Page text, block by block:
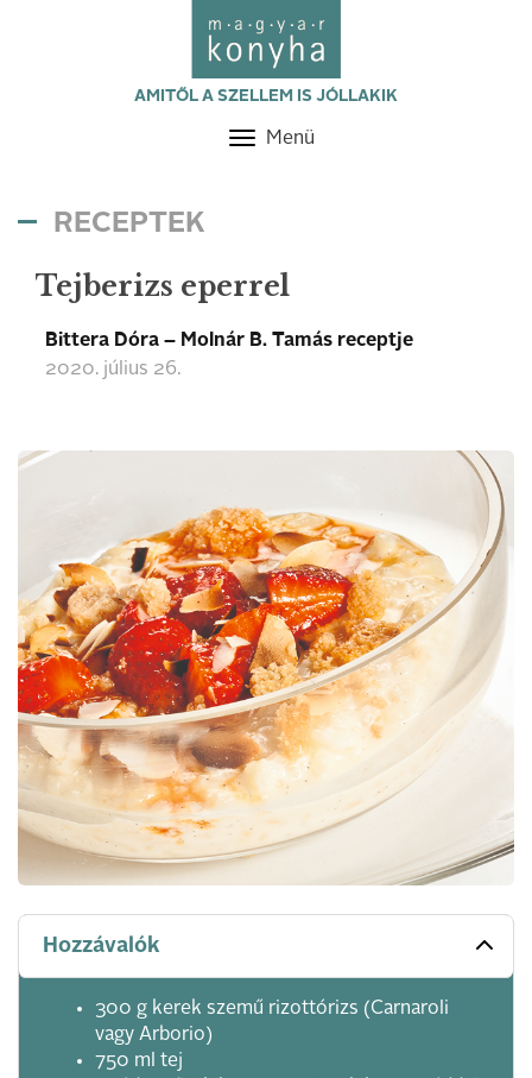
AMITŐL A SZELLEM IS JÓLLAKIK
Toggle
Menü
RECEPTEK
Tejberizs eperrel
Bittera Dóra – Molnár B. Tamás receptje
2020. július 26.
Hozzávalók
300 g kerek szemű rizottórizs (Carnaroli
vagy Arborio)
750 ml tej